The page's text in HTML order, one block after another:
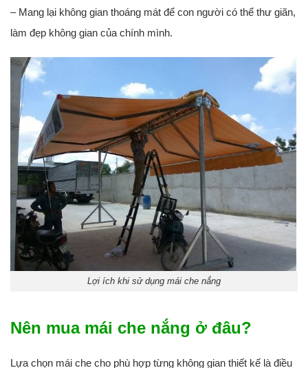
– Mang lại không gian thoáng mát để con người có thể thư giãn,
làm đẹp không gian của chính mình.
Lợi ích khi sử dụng mái che nắng
Nên mua mái che nắng ở đâu?
Lựa chọn mái che cho phù hợp từng không gian thiết kế là điều